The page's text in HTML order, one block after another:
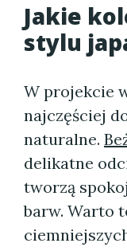
Jakie
stylu
W projekcie
najczęściej
naturalne.
delikatne
tworzą
barw. Warto